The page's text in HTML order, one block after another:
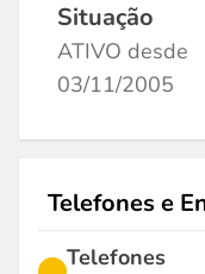
Situação
ATIVO desde
03/11/2005
Telefones e
Telefones